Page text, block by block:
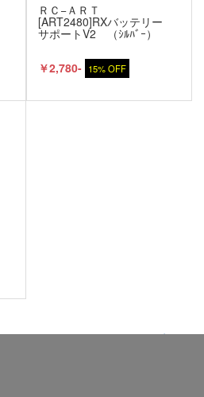
ＲＣ−ＡＲＴ
[ART2480]RXバッテリー
サポートV2 （ｼﾙﾊﾞｰ）
￥2,780- 15% OFF
このページの先頭へ